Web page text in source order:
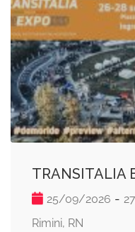
TRANSITALIA
25/09/2026 -
Rimini, RN